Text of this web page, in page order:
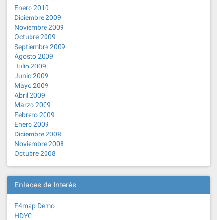
Enero 2010
Diciembre 2009
Noviembre 2009
Octubre 2009
Septiembre 2009
Agosto 2009
Julio 2009
Junio 2009
Mayo 2009
Abril 2009
Marzo 2009
Febrero 2009
Enero 2009
Diciembre 2008
Noviembre 2008
Octubre 2008
Enlaces de Interés
F4map Demo
HDYC